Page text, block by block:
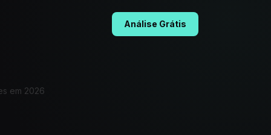
Análise Grátis
em 2026